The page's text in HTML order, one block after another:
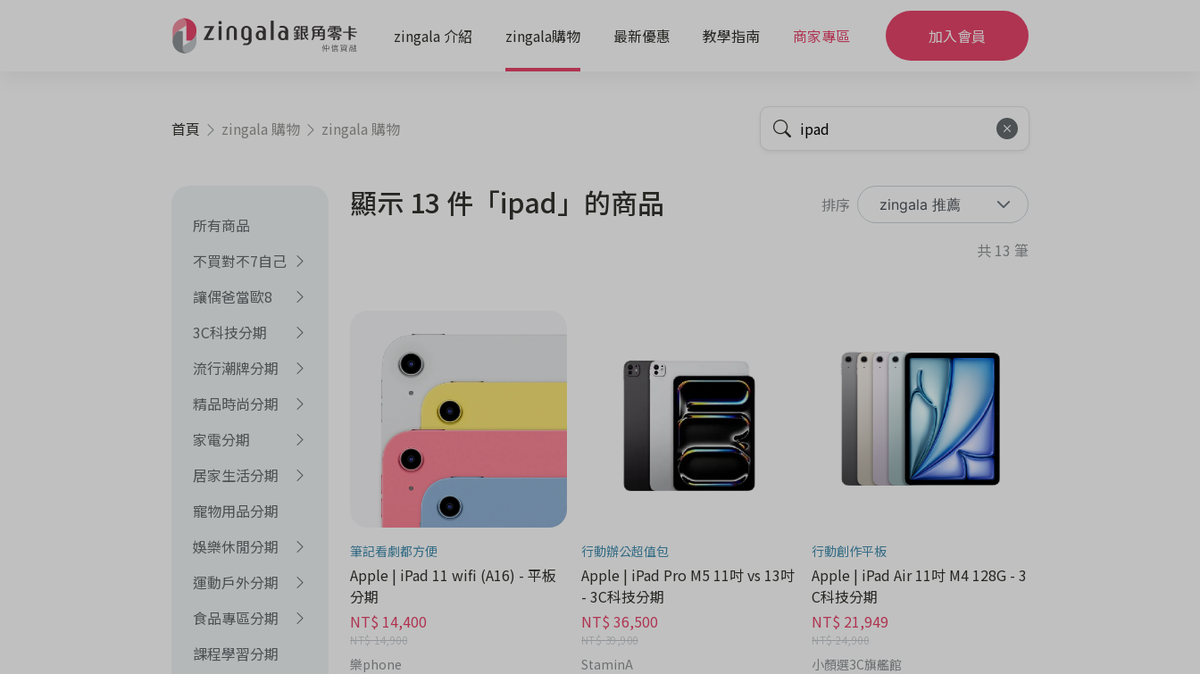
zingala 介紹 zingala購物 最新優惠 教學指南 商家專區 加入會員
首頁 zingala 購物 zingala 購物
所有商品
不買對不7自己
讓偶爸當歐8
3C科技分期
流行潮牌分期
精品時尚分期
家電分期
居家生活分期
寵物用品分期
娛樂休閒分期
運動戶外分期
食品專區分期
課程學習分期
顯示 13 件「ipad」的商品 排序 zingala 推薦
共 13 筆
筆記看劇都方便
Apple | iPad 11 wifi (A16) - 平板
分期
NT$ 14,400
NT$ 14,900
樂phone
行動辦公超值包
Apple | iPad Pro M5 11吋 vs 13吋
- 3C科技分期
NT$ 36,500
NT$ 39,900
StaminA
行動創作平板
Apple | iPad Air 11吋 M4 128G - 3
C科技分期
NT$ 21,949
NT$ 24,900
小顏選3C旗艦館